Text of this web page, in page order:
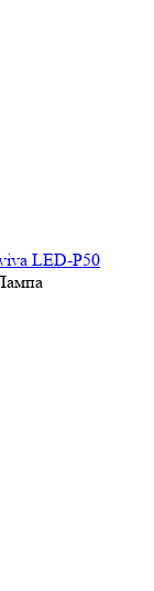
LED-P50